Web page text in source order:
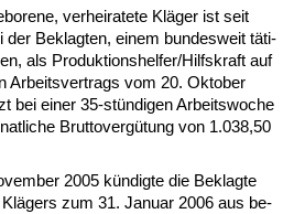
ver­hei­ra­te­te Kläger ist seit
der Be­klag­ten, ei­nem bun­des­weit täti­
als Pro­duk­ti­ons­hel­fer/Hilfs­kraft auf
Ar­beits­ver­trags vom 20. Ok­to­ber
bei ei­ner 35-stündi­gen Ar­beits­wo­che
Brut­to­vergütung von 1.038,50
2005 kündig­te die Be­klag­te
zum 31. Ja­nu­ar 2006 aus be­